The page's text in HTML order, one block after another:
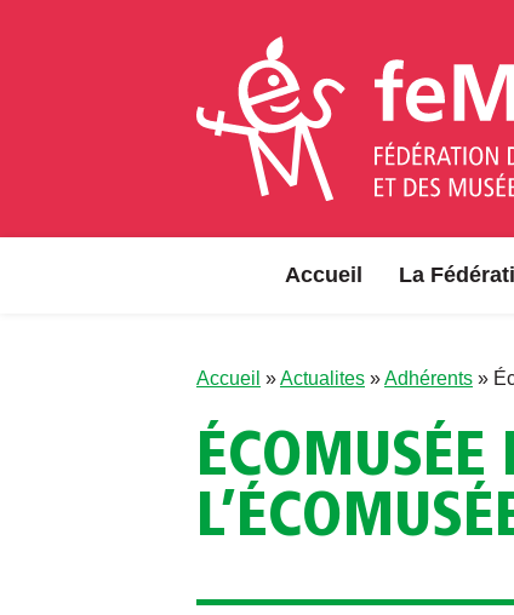
Accueil La
Accueil »Actualites »Adhérents »